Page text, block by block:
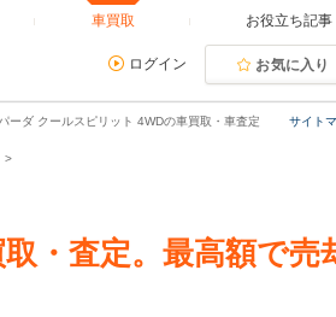
車買取 お役立ち記事
ログイン お気に入り
サイト
ーダ クールスピリット 4WDの車買取・車査定
・査定。最高額で売